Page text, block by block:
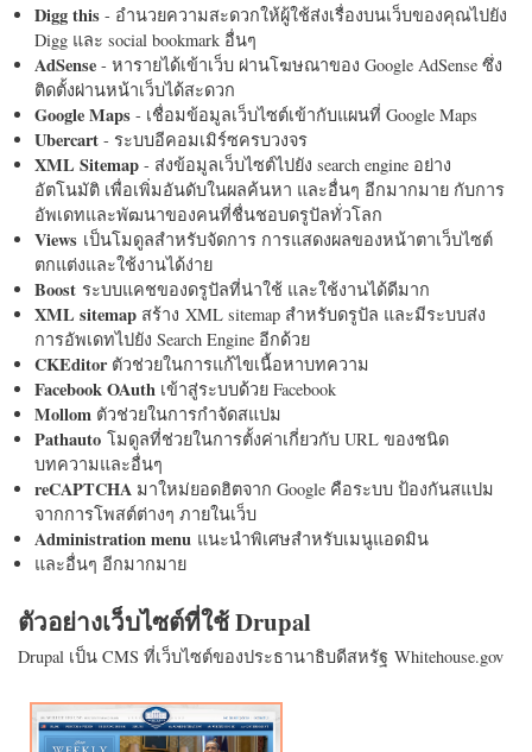
Digg this - อำนวยความสะดวกให้ผู้ใช้ส่งเรื่องบนเว็บของคุณไปยัง
Digg และ social bookmark อื่นๆ
AdSense - หารายได้เข้าเว็บ ผ่านโฆษณาของ Google AdSense ซึ่ง
ติดตั้งผ่านหน้าเว็บได้สะดวก
Google Maps - เชื่อมข้อมูลเว็บไซต์เข้ากับแผนที่ Google Maps
Ubercart - ระบบอีคอมเมิร์ซครบวงจร
XML Sitemap - ส่งข้อมูลเว็บไซต์ไปยัง search engine อย่าง
อัตโนมัติ เพื่อเพิ่มอันดับในผลค้นหา และอื่นๆ อีกมากมาย กับการ
อัพเดทและพัฒนาของคนที่ชื่นชอบดรูปัลทั่วโลก
Views เป็นโมดูลสำหรับจัดการ การแสดงผลของหน้าตาเว็บไซต์
ตกแต่งและใช้งานได้ง่าย
Boost ระบบแคชของดรูปัลที่น่าใช้ และใช้งานได้ดีมาก
XML sitemap สร้าง XML sitemap สำหรับดรูปัล และมีระบบส่ง
การอัพเดทไปยัง Search Engine อีกด้วย
CKEditorตัวช่วยในการแก้ไขเนื้อหาบทความ
Facebook OAuth เข้าสู่ระบบด้วย Facebook
Mollom ตัวช่วยในการกำจัดสแปม
Pathauto โมดูลที่ช่วยในการตั้งค่าเกี่ยวกับ URL ของชนิด
บทความและอื่นๆ
reCAPTCHA มาใหม่ยอดฮิตจาก Google คือระบบ ป้องกันสแปม
จากการโพสต์ต่างๆ ภายในเว็บ
Administration menu แนะนำพิเศษสำหรับเมนูแอดมิน
และอื่นๆ อีกมากมาย
ตัวอย่างเว็บไซต์ที่ใช้ Drupal
Drupal เป็น CMS ที่เว็บไซต์ของประธานาธิบดีสหรัฐ Whitehouse.gov